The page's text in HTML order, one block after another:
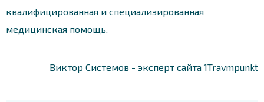
квалифицированная и специализированная
медицинская помощь.
Виктор Системов - эксперт сайта 1Travmpunkt